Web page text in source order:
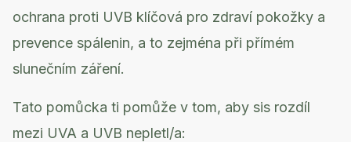
ochrana proti UVB klíčová pro zdraví pokožky a
prevence spálenin, a to zejména při přímém
slunečním záření.
Tato pomůcka ti pomůže v tom, aby sis rozdíl
mezi UVA a UVB nepletl/a: